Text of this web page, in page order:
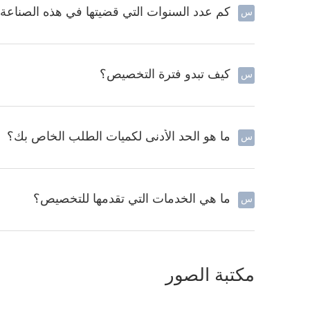
س كم عدد السنوات التي قضيتها في هذه
س كيف تبدو فترة التخصيص؟
س ما هو الحد الأدنى لكميات الطلب الخاص بك؟
س ما هي الخدمات التي تقدمها للتخصيص؟
مكتبة الصور